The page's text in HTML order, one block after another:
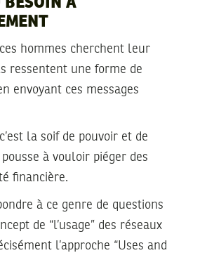
BESOIN À
hommes cherchent leur
ressentent une forme de
envoyant ces messages
la soif de pouvoir et de
à vouloir piéger des
financière.
à ce genre de questions
de “l’usage” des réseaux
l’approche “Uses and